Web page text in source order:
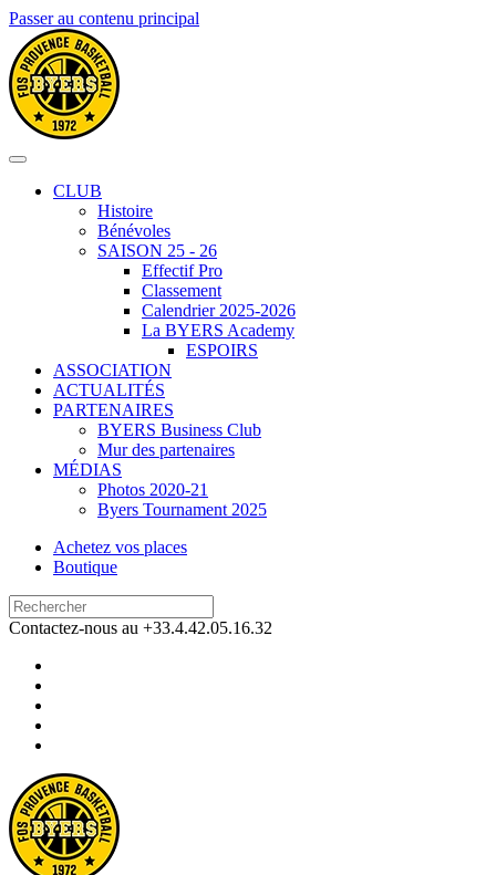
Passer au contenu principal
CLUB
Histoire
Bénévoles
SAISON 25 - 26
Effectif Pro
Classement
Calendrier 2025-2026
La BYERS Academy
ESPOIRS
ASSOCIATION
ACTUALITÉS
PARTENAIRES
BYERS Business Club
Mur des partenaires
MÉDIAS
Photos 2020-21
Byers Tournament 2025
Achetez vos places
Boutique
Contactez-nous au +33.4.42.05.16.32